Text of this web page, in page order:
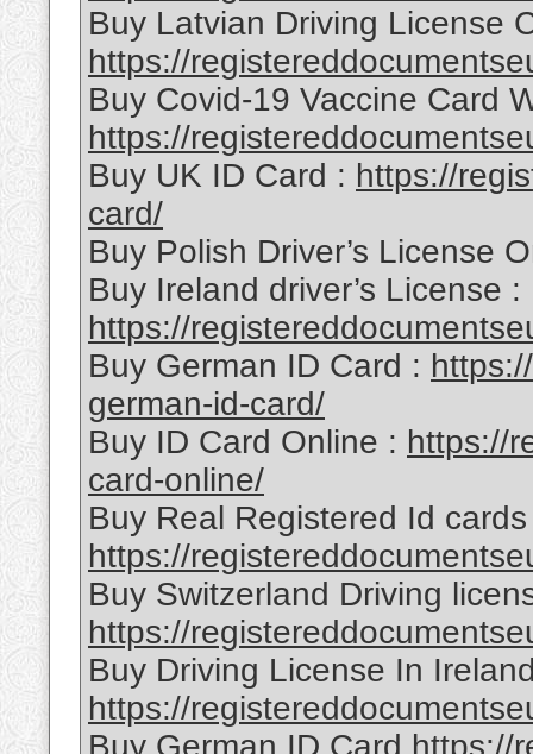
Buy Latvian Driving License
https://
Buy Covid-19 Vaccine Card
https://
Buy UK ID Card : https://
card/
Buy Polish Driver’s License
Buy Ireland driver’s License :
https://
Buy German ID Card :
german-id-card/
Buy ID Card Online : https://
card-online/
Buy Real Registered Id
https://
Buy Switzerland Driving
https://
Buy Driving License In
https://